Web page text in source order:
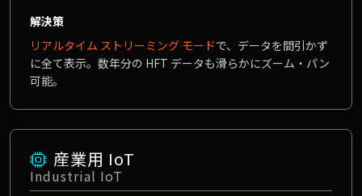
解決策
リアルタイム ストリーミング モードで、データを間引かず
に全て表示。数年分の HFT データも滑らかにズーム・パン
可能。
産業用 IoT
Industrial IoT